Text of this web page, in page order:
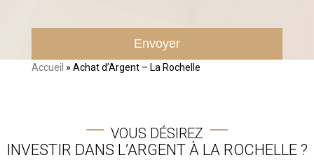
Accueil » Achat d’Argent – La Rochelle
VOUS DÉSIREZ
INVESTIR DANS L’ARGENT À LA ROCHELLE ?